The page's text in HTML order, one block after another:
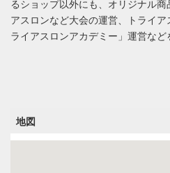
るショップ以外にも、オリジナル
アスロンなど大会の運営、トライ
ライアスロンアカデミー」運営など
地図